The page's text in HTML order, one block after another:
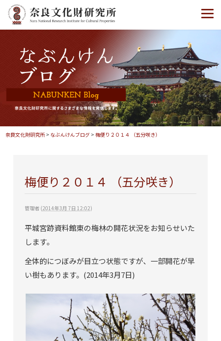
奈良文化財研究所 > なぶんけんブログ >梅便り２０１４ （五分咲き）
梅便り２０１４ （五分咲き）
管理者(2014年3月 7日 12:02)
平城宮跡資料館東の梅林の開花状況をお知らせいた
します。
全体的につぼみが目立つ状態ですが、一部開花が早
い樹もあります。(2014年3月7日)